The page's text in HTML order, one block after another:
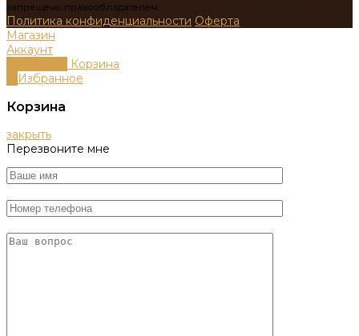
запрещено правообладателем.
Политика конфиденциальности Оферта
Магазин
Аккаунт
Корзина
Избранное
Корзина
закрыть
Перезвоните мне